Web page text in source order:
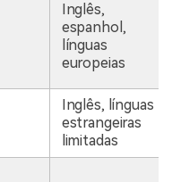
Inglês,
espanhol,
línguas
europeias
Inglês, línguas
estrangeiras
limitadas